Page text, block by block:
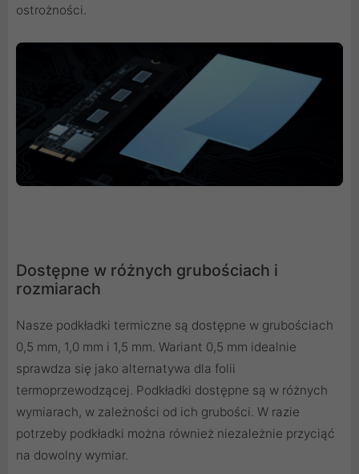
ostrożności.
Dostępne w różnych grubościach i
rozmiarach
Nasze podkładki termiczne są dostępne w grubościach
0,5 mm, 1,0 mm i 1,5 mm. Wariant 0,5 mm idealnie
sprawdza się jako alternatywa dla folii
termoprzewodzącej. Podkładki dostępne są w różnych
wymiarach, w zależności od ich grubości. W razie
potrzeby podkładki można również niezależnie przyciąć
na dowolny wymiar.